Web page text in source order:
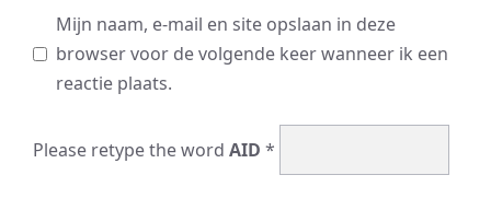
Mijn naam, e-mail en site opslaan in deze
browser voor de volgende keer wanneer ik een
reactie plaats.
Please retype the word AID *